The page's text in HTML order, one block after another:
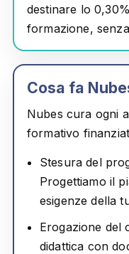
destinare lo 0,30%
formazione,
Cosa fa
Nubes cura ogni
formativo
Stesura del
Progettiamo il
esigenze della
Erogazione del
didattica con